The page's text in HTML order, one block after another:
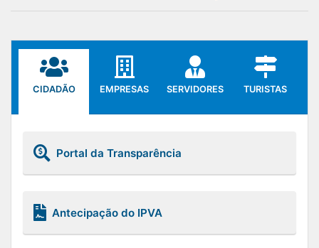
CIDADÃO EMPRESAS SERVIDORES TURISTAS
Portal da Transparência
Antecipação do IPVA